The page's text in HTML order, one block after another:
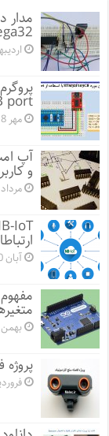
port
مهر 18, 1399
آپ
و
مرداد 12,
آبان 30, 1400
بهمن 6,
فروردین